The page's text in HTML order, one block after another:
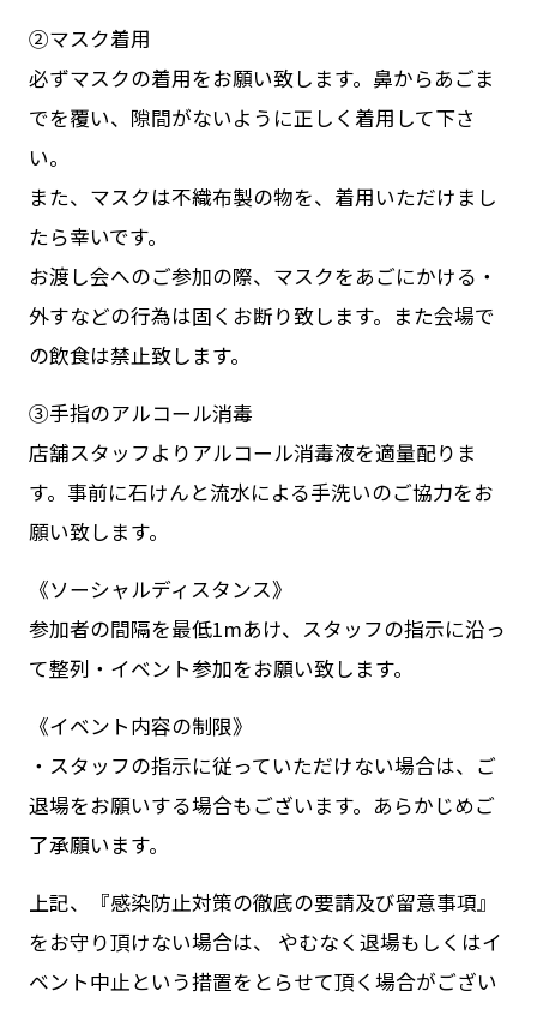
②マスク着用
必ずマスクの着用をお願い致します。鼻からあごま
でを覆い、隙間がないように正しく着用して下さ
い。
また、マスクは不織布製の物を、着用いただけまし
たら幸いです。
お渡し会へのご参加の際、マスクをあごにかける・
外すなどの行為は固くお断り致します。また会場で
の飲食は禁止致します。
③手指のアルコール消毒
店舗スタッフよりアルコール消毒液を適量配りま
す。事前に石けんと流水による手洗いのご協力をお
願い致します。
《ソーシャルディスタンス》
参加者の間隔を最低1mあけ、スタッフの指示に沿っ
て整列・イベント参加をお願い致します。
《イベント内容の制限》
・スタッフの指示に従っていただけない場合は、ご
退場をお願いする場合もございます。あらかじめご
了承願います。
上記、『感染防止対策の徹底の要請及び留意事項』
をお守り頂けない場合は、 やむなく退場もしくはイ
ベント中止という措置をとらせて頂く場合がござい